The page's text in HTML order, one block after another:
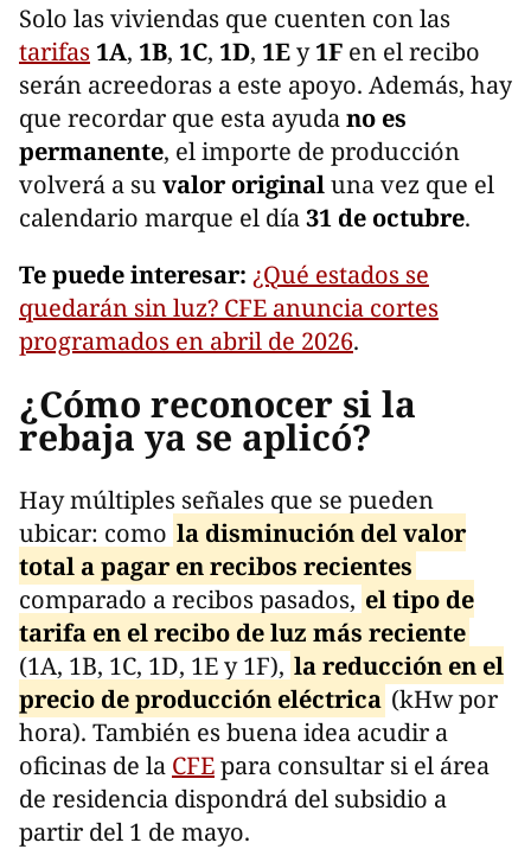
Solo las viviendas que cuenten con las
tarifas 1A, 1B, 1C, 1D, 1Ey1F en el recibo
serán acreedoras a este apoyo. Además, hay
que recordar que esta ayudano es
permanente, el importe de producción
volverá a suvalor originaluna vez que el
calendario marque el día31 de octubre.
Te puede interesar: ¿Qué estados se
quedarán sin luz? CFE anuncia cortes
programados en abril de 2026.
¿Cómo reconocer si la
rebaja ya se aplicó?
Hay múltiples señales que se pueden
ubicar: como la disminución del valor
total a pagar en recibos recientes
comparado a recibos pasados, el tipo de
tarifa en el recibo de luz más reciente
(1A, 1B, 1C, 1D, 1E y 1F), la reducción en el
precio de producción eléctrica (kHw por
hora). También es buena idea acudir a
oficinas de la CFEpara consultar si el área
de residencia dispondrá del subsidio a
partir del 1 de mayo.